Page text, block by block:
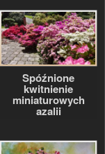
Spóźnione
kwitnienie
miniaturowych
azalii